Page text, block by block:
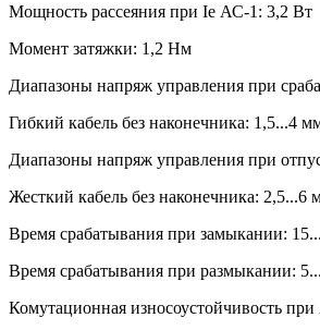
Мощность рассеяния при Ie АС-1: 3,2 Вт
Момент затяжки: 1,2 Нм
Диапазоны напряж управления при
Гибкий кабель без наконечника: 1,5...4
Диапазоны напряж управления при
Жесткий кабель без наконечника: 2,5...6
Время срабатывания при замыкании:
Время срабатывания при размыкании:
Комутационная износоустойчивость